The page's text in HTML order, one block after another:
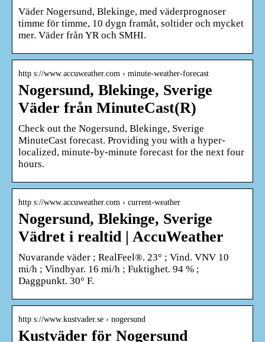
Väder Nogersund, Blekinge, med väderprognoser
timme för timme, 10 dygn framåt, soltider och mycket
mer. Väder från YR och SMHI.
http s://www.accuweather.com › minute-weather-forecast
Nogersund, Blekinge, Sverige
Väder från MinuteCast(R)
Check out the Nogersund, Blekinge, Sverige
MinuteCast forecast. Providing you with a hyper-
localized, minute-by-minute forecast for the next four
hours.
http s://www.accuweather.com › current-weather
Nogersund, Blekinge, Sverige
Vädret i realtid | AccuWeather
Nuvarande väder ; RealFeel®. 23° ; Vind. VNV 10
mi/h ; Vindbyar. 16 mi/h ; Fuktighet. 94 % ;
Daggpunkt. 30° F.
http s://www.kustvader.se › nogersund
Kustväder för Nogersund